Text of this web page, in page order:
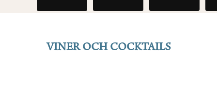
VINER OCH COCKTAILS